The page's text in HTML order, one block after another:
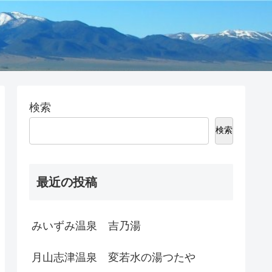
検索
検索
最近の投稿
みいずみ温泉 吉乃湯
月山志津温泉 変若水の湯つたや